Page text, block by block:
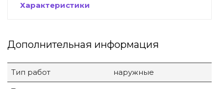
Характеристики
Дополнительная информация
Тип работ наружные